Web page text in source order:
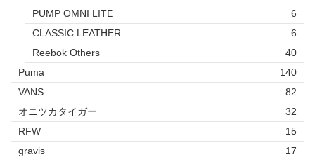
PUMP OMNI LITE
6
CLASSIC LEATHER
6
Reebok Others
40
Puma
140
VANS
82
オニツカタイガー
32
RFW
15
gravis
17